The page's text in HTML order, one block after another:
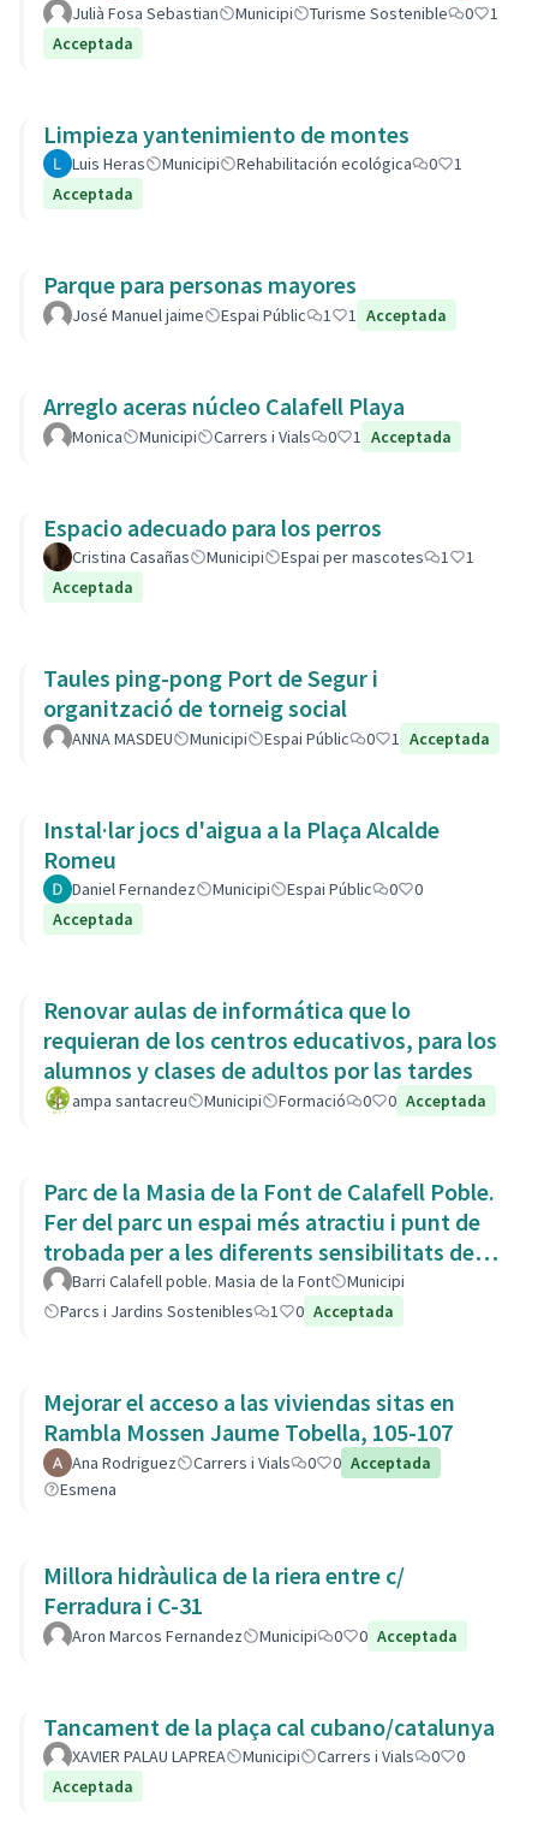
Julià Fosa Sebastian Municipi Turisme Sostenible 0
1
Acceptada
Limpieza yantenimiento de montes
Luis Heras Municipi Rehabilitación ecológica 0
1
Acceptada
Parque para personas mayores
José Manuel jaime Espai Públic 1 1 Acceptada
Arreglo aceras núcleo Calafell Playa
Monica Municipi Carrers i Vials 0 1 Acceptada
Espacio adecuado para los perros
Cristina Casañas Municipi Espai per mascotes 1
1
Acceptada
Taules ping-pong Port de Segur i
organització de torneig social
ANNA MASDEU Municipi Espai Públic 0 1 Acceptada
Instal·lar jocs d'aigua a la Plaça Alcalde
Romeu
Daniel Fernandez Municipi Espai Públic 0
0
Acceptada
Renovar aulas de informática que lo
requieran de los centros educativos, para los
alumnos y clases de adultos por las tardes
ampa santacreu Municipi Formació 0 0 Acceptada
Parc de la Masia de la Font de Calafell Poble.
Fer del parc un espai més atractiu i punt de
trobada per a les diferents sensibilitats del
barri.Barri Calafell poble. Masia de la Font
Municipi
Parcs i Jardins Sostenibles
1 0 Acceptada
Mejorar el acceso a las viviendas sitas en
Rambla Mossen Jaume Tobella, 105-107
Ana Rodriguez Carrers i Vials 0 0 Acceptada
Esmena
Millora hidràulica de la riera entre c/
Ferradura i C-31
Aron Marcos Fernandez Municipi 0 0 Acceptada
Tancament de la plaça cal cubano/catalunya
XAVIER PALAU LAPREA Municipi Carrers i Vials 0
0
Acceptada